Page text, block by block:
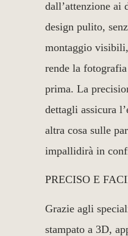
dall’attenzione ai
design pulito,
montaggio
rende la
prima. La
dettagli assicura
altra cosa sulle
impallidirà in
PRECISO E
Grazie agli
stampato a 3D,